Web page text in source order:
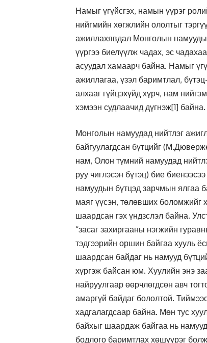
Намыг үгүйсгэх, намын үүрэг
нийгмийн хөгжлийн ололтыг
ажиллахявдал Монголын
үүргээ биелүүлж чадах, эс
асуудал хамаарч байна. Намыг
ажиллагаа, үзэл баримтлал,
алхааг гүйцэхүйд хүрч, нам
хэмээн судлаачид дүгнэж[1] байна.
Монголын намуудад нийтлэг
байгуулагдсан бүтцийг
нам, Олон түмний намуудад
руу чиглэсэн бүтэц) бие
намуудын бүтцэд зарчмын ялгаа
маяг үүсэн, төлөвших боломжийг
шаардсан гэх үндзслэл байна.
“засаг захиргааны нэгжийн
тэдгээрийн оршин байгаа хууль
шаардсан байдаг нь намууд
хүргэж байсан юм. Хуулийн энэ
найруулгаар өөрчлөгдсөн авч
амаргүй байдаг бололтой.
хадгалагдсаар байна. Мөн тус
байхыг шаардаж байгаа нь
бодлого баримтлах хөшүүрэг